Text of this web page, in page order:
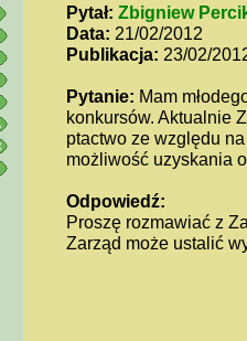
Pytał: Zbigniew
Data: 21/02/2012
Publikacja: 23/02/
Pytanie: Mam
konkursów. Aktualnie
ptactwo ze względu
możliwość uzyskania
Odpowiedź:
Proszę rozmawiać z
Zarząd może ustalić